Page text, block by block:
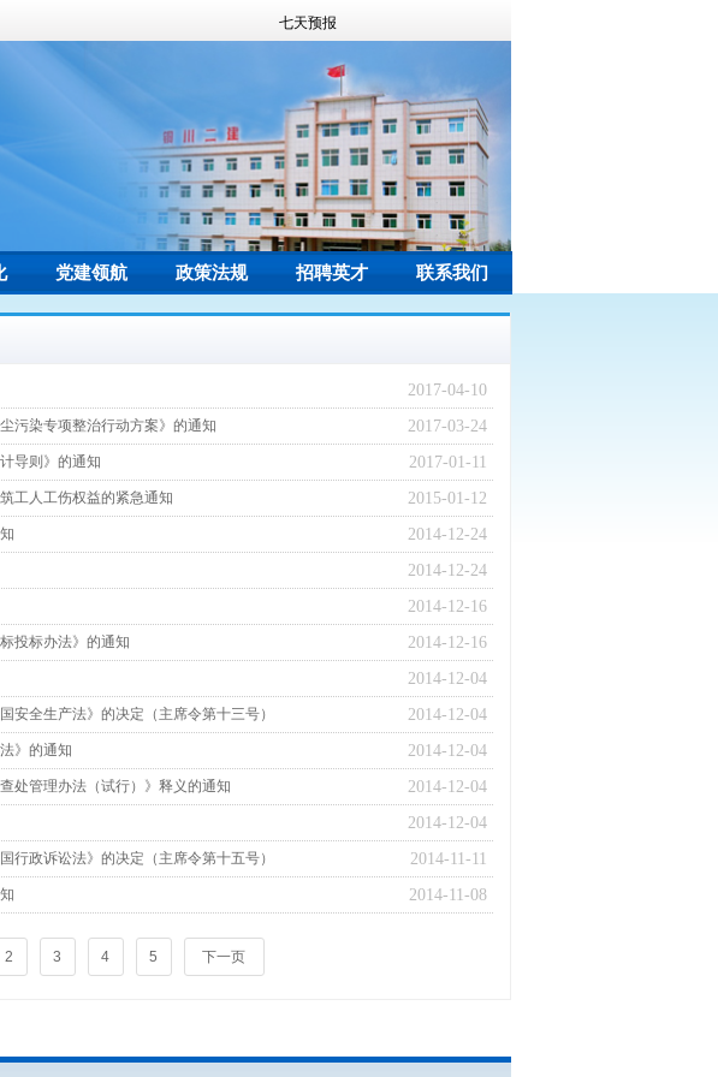
党建领航 政策法规 招聘英才 联系我们
2017-04-10
2017-03-24
污染专项整治行动方案》的通知
2017-01-11
导则》的通知
2015-01-12
工人工伤权益的紧急通知
2014-12-24
2014-12-24
2014-12-16
2014-12-16
投标办法》的通知
2014-12-04
2014-12-04
安全生产法》的决定（主席令第十三号）
2014-12-04
》的通知
2014-12-04
处管理办法（试行）》释义的通知
2014-12-04
2014-11-11
行政诉讼法》的决定（主席令第十五号）
2014-11-08
2 3 4 5 下一页